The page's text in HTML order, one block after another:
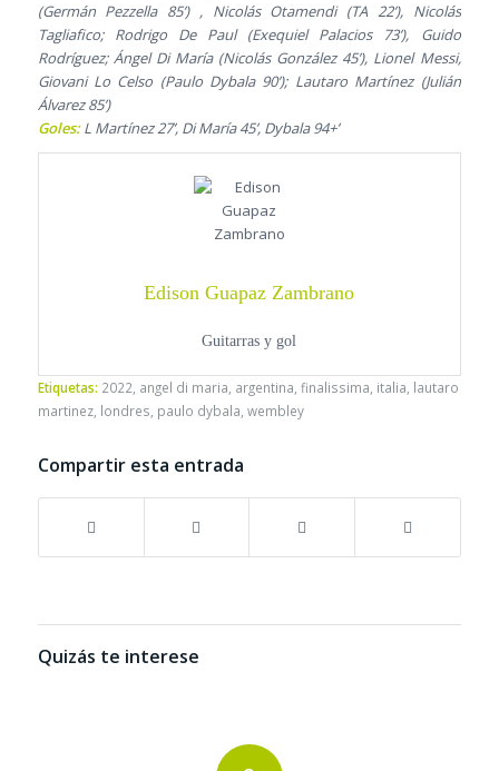
(Germán Pezzella 85’) , Nicolás Otamendi (TA 22’), Nicolás
Tagliafico; Rodrigo De Paul (Exequiel Palacios 73’), Guido
Rodríguez; Ángel Di María (Nicolás González 45’), Lionel Messi,
Giovani Lo Celso (Paulo Dybala 90’); Lautaro Martínez (Julián
Álvarez 85’)
Goles:L Martínez 27’, Di María 45’, Dybala 94+’
Edison Guapaz Zambrano
Guitarras y gol
Etiquetas: 2022, angel di maria, argentina, finalissima, italia, lautaro
martinez, londres, paulo dybala, wembley
Compartir esta entrada
Quizás te interese